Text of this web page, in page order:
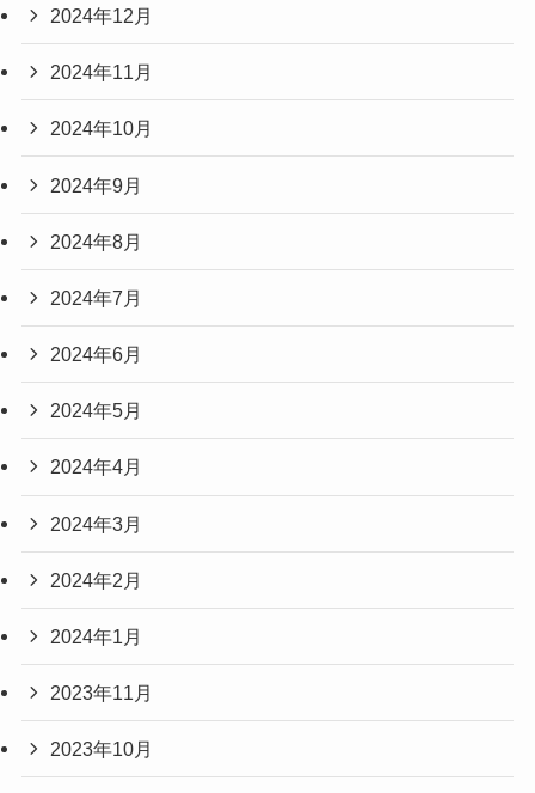
2024年12月
2024年11月
2024年10月
2024年9月
2024年8月
2024年7月
2024年6月
2024年5月
2024年4月
2024年3月
2024年2月
2024年1月
2023年11月
2023年10月